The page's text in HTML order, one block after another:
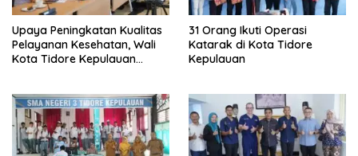
Upaya Peningkatan Kualitas
Pelayanan Kesehatan, Wali
Kota Tidore Kepulauan
31 Orang Ikuti Operasi
Katarak di Kota Tidore
Kepulauan